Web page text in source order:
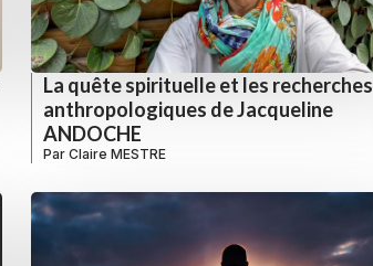
La quête spirituelle et les recherches
anthropologiques de Jacqueline
ANDOCHE
Par Claire MESTRE